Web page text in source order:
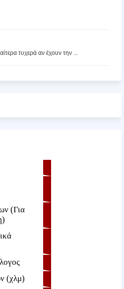
τυχερά αν έχουν την ...
(Για
(χλμ)